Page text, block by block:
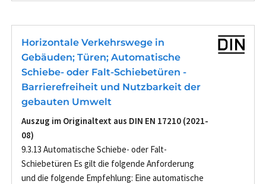
Horizontale Verkehrswege in
Gebäuden; Türen; Automatische
Schiebe- oder Falt-Schiebetüren -
Barrierefreiheit und Nutzbarkeit der
gebauten Umwelt
Auszug im Originaltext aus DIN EN 17210 (2021-
08)
9.3.13 Automatische Schiebe- oder Falt-
Schiebetüren Es gilt die folgende Anforderung
und die folgende Empfehlung: Eine automatische